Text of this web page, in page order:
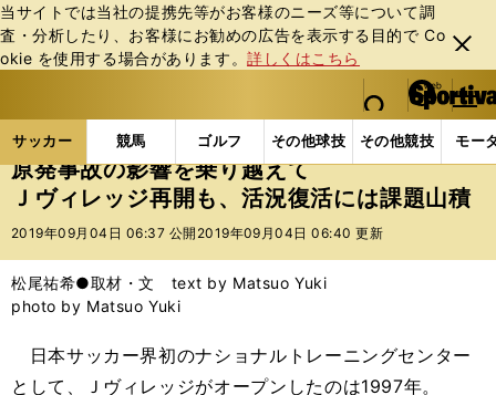
当サイトでは当社の提携先等がお客様のニーズ等について調
査・分析したり、お客様にお勧めの広告を表⽰する⽬的で Co
okie を使⽤する場合があります。詳しくはこちら
閉じ
る
web Sportiva (webスポルティーバ)
検索
マイペ
ー
ジ
メニュ
サッカー 競馬 ゴルフ その他球技 その他競技 モー
ス
ポ
ル
バ
サッカーの記事一覧 Jリーグ他 高校・ユース 原
原発事故の影響を乗り越えて
Ｊヴィレッジ再開も、活況復活には課題山積
2019年09月04日 06:37 公開 2019年09月04日 06:40 更新
松尾祐希●取材・文 text by Matsuo Yuki
photo by Matsuo Yuki
日本サッカー界初のナショナルトレーニングセンター
として、Ｊヴィレッジがオープンしたのは1997年。